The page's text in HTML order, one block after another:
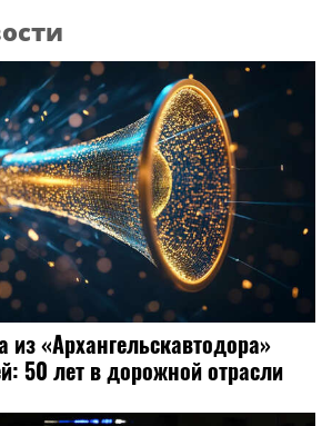
«Архангельскавтодора»
50 лет в дорожной отрасли